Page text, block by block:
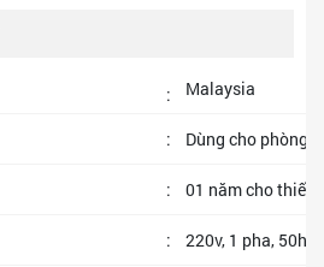
: Malaysia
: Dùng cho phòng
: 01 năm cho thiết
: 220v, 1 pha, 50hz